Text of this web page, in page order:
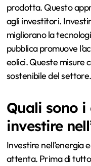
prodotta. Questo
agli investitori.
migliorano la
pubblica promuove
eolici. Queste misure
sostenibile del settore.
Quali sono
investire
Investire nell’energia
attenta. Prima di